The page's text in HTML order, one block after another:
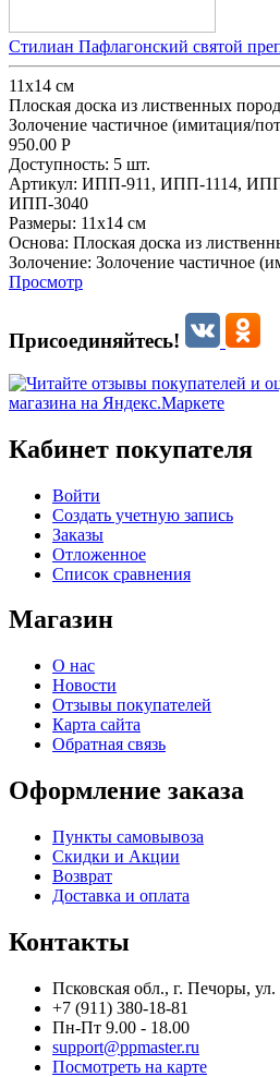
Стилиан Пафлагонский святой
11х14 см
Плоская доска из лиственных
Золочение частичное (имитация/
950.00 Р
Доступность: 5 шт.
Артикул: ИПП-911, ИПП-1114,
ИПП-3040
Размеры: 11х14 см
Основа: Плоская доска из
Золочение: Золочение частичное
Просмотр
Присоединяйтесь!
Кабинет покупателя
Войти
Создать учетную запись
Заказы
Отложенное
Список сравнения
Магазин
О нас
Новости
Отзывы покупателей
Карта сайта
Обратная связь
Оформление заказа
Пункты самовывоза
Скидки и Акции
Возврат
Доставка и оплата
Контакты
Псковская обл., г. Печоры,
+7 (911) 380-18-81
Пн-Пт 9.00 - 18.00
support@ppmaster.ru
Посмотреть на карте